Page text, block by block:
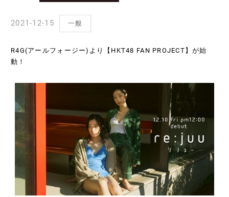
2021-12-15 一般
R4G(アールフォージー)より【HKT48 FAN PROJECT】が始
動！